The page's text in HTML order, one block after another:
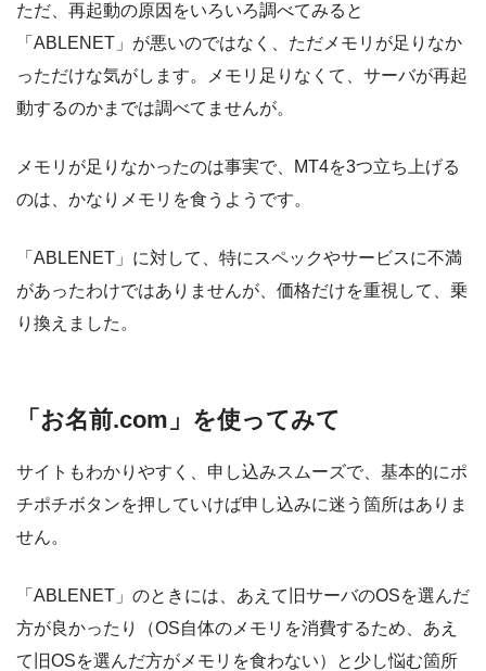
ただ、再起動の原因をいろいろ調べてみると
「ABLENET」が悪いのではなく、ただメモリが足りなか
っただけな気がします。メモリ足りなくて、サーバが再起
動するのかまでは調べてませんが。
メモリが足りなかったのは事実で、MT4を3つ立ち上げる
のは、かなりメモリを食うようです。
「ABLENET」に対して、特にスペックやサービスに不満
があったわけではありませんが、価格だけを重視して、乗
り換えました。
「お名前.com」を使ってみて
サイトもわかりやすく、申し込みスムーズで、基本的にポ
チポチボタンを押していけば申し込みに迷う箇所はありま
せん。
「ABLENET」のときには、あえて旧サーバのOSを選んだ
方が良かったり（OS自体のメモリを消費するため、あえ
て旧OSを選んだ方がメモリを食わない）と少し悩む箇所